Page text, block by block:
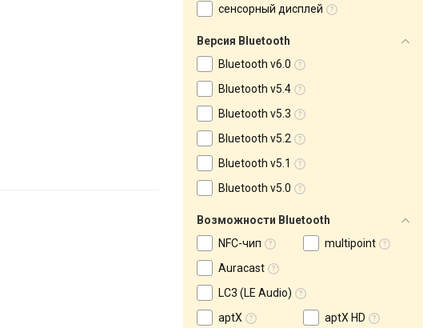
сенсорный дисплей
Версия Bluetooth
Bluetooth v6.0
Bluetooth v5.4
Bluetooth v5.3
Bluetooth v5.2
Bluetooth v5.1
Bluetooth v5.0
Возможности Bluetooth
NFC-чип
multipoint
Auracast
LC3 (LE Audio)
aptX
aptX HD